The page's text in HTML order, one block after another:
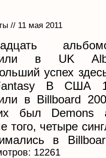
// 11 мая 2011
в UK
успех
В США
в Billboard
был Demons
того, четыре
в
12261